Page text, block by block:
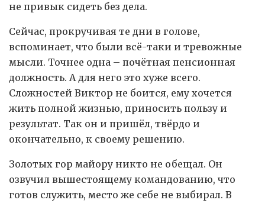
не привык сидеть без дела.
Сейчас, прокручивая те дни в голове,
вспоминает, что были всё-таки и тревожные
мысли. Точнее одна – почётная пенсионная
должность. А для него это хуже всего.
Сложностей Виктор не боится, ему хочется
жить полной жизнью, приносить пользу и
результат. Так он и пришёл, твёрдо и
окончательно, к своему решению.
Золотых гор майору никто не обещал. Он
озвучил вышестоящему командованию, что
готов служить, место же себе не выбирал. В